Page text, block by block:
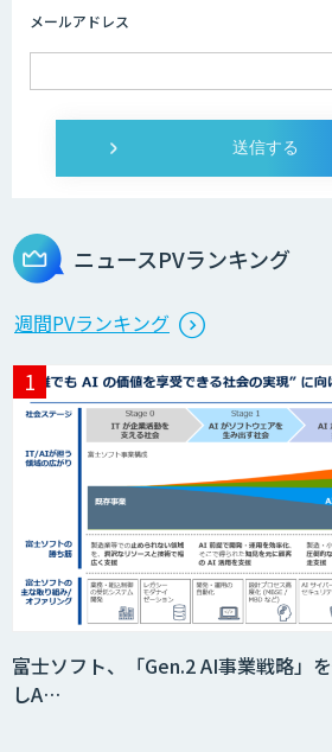
メールアドレス
ニュースPVランキング
週間PVランキング
富士ソフト、「Gen.2 AI事業戦略」
しA…